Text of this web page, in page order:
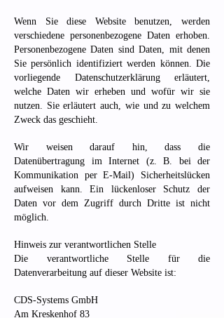
Wenn Sie diese Website benutzen, werden
verschiedene personenbezogene Daten erhoben.
Personenbezogene Daten sind Daten, mit denen
Sie persönlich identifiziert werden können. Die
vorliegende Datenschutzerklärung erläutert,
welche Daten wir erheben und wofür wir sie
nutzen. Sie erläutert auch, wie und zu welchem
Zweck das geschieht.
Wir weisen darauf hin, dass die
Datenübertragung im Internet (z. B. bei der
Kommunikation per E-Mail) Sicherheitslücken
aufweisen kann. Ein lückenloser Schutz der
Daten vor dem Zugriff durch Dritte ist nicht
möglich.
Hinweis zur verantwortlichen Stelle
Die verantwortliche Stelle für die
Datenverarbeitung auf dieser Website ist:
CDS-Systems GmbH
Am Kreskenhof 83